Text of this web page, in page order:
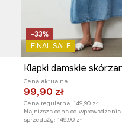
-33%
FINAL SALE
Klapki damskie
Cena aktualna:
99,90 zł
Cena regularna: 149,90 zł
Najniższa cena od wprowadzenia
sprzedaży: 149,90 zł